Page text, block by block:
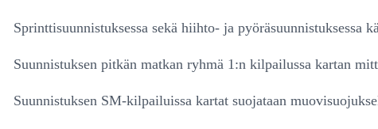
Sprinttisuunnistuksessa sekä hiihto- ja pyöräsuunnistuksessa
Suunnistuksen pitkän matkan ryhmä 1:n kilpailussa kartan
Suunnistuksen SM-kilpailuissa kartat suojataan